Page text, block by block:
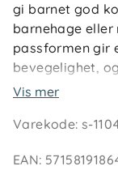
gi barnet god
barnehage eller
passformen gir
bevegelighet,
eller som et lag
pusteevne,
Vis mer
Varekode:s-
EAN: